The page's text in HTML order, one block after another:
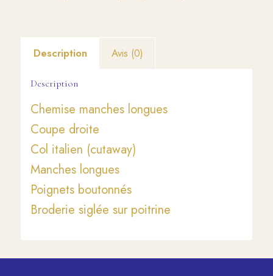
Description Avis (0)
Description
Chemise manches longues
Coupe droite
Col italien (cutaway)
Manches longues
Poignets boutonnés
Broderie siglée sur poitrine